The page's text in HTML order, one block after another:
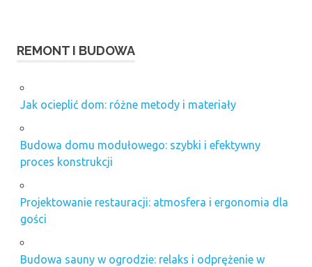
REMONT I BUDOWA
Jak ocieplić dom: różne metody i materiały
Budowa domu modułowego: szybki i efektywny
proces konstrukcji
Projektowanie restauracji: atmosfera i ergonomia dla
gości
Budowa sauny w ogrodzie: relaks i odprężenie w